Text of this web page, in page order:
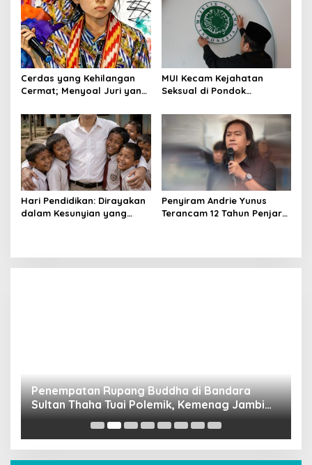
Cerdas yang Kehilangan
Cermat; Menyoal Juri yang
MUI Kecam Kejahatan
Seksual di Pondok
Hari Pendidikan: Dirayakan
dalam Kesunyian yang
Penyiram Andrie Yunus
Terancam 12 Tahun Penjara,
Penempatan Rupang Buddha di Bandara
Sultan Thaha Tuai Polemik, Kemenag Jambi
Ambil Langkah Cepat